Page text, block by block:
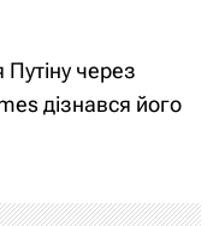
через
дізнався його